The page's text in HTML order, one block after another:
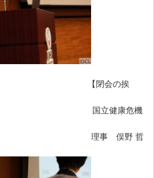
言葉】 【閉会の挨
健所 国立健康危機
さん 理事 俣野 哲